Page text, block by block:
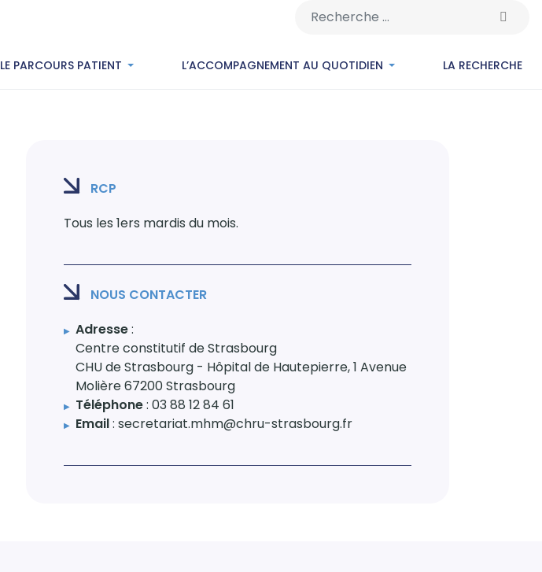
LE PARCOURS PATIENT L’ACCOMPAGNEMENT AU QUOTIDIEN LA RECHERCHE
Rechercher
RCP
Tous les 1ers mardis du mois.
NOUS CONTACTER
Adresse:
Centre constitutif de Strasbourg
CHU de Strasbourg - Hôpital de Hautepierre, 1 Avenue
Molière 67200 Strasbourg
Téléphone: 03 88 12 84 61
Email: secretariat.mhm@chru-strasbourg.fr